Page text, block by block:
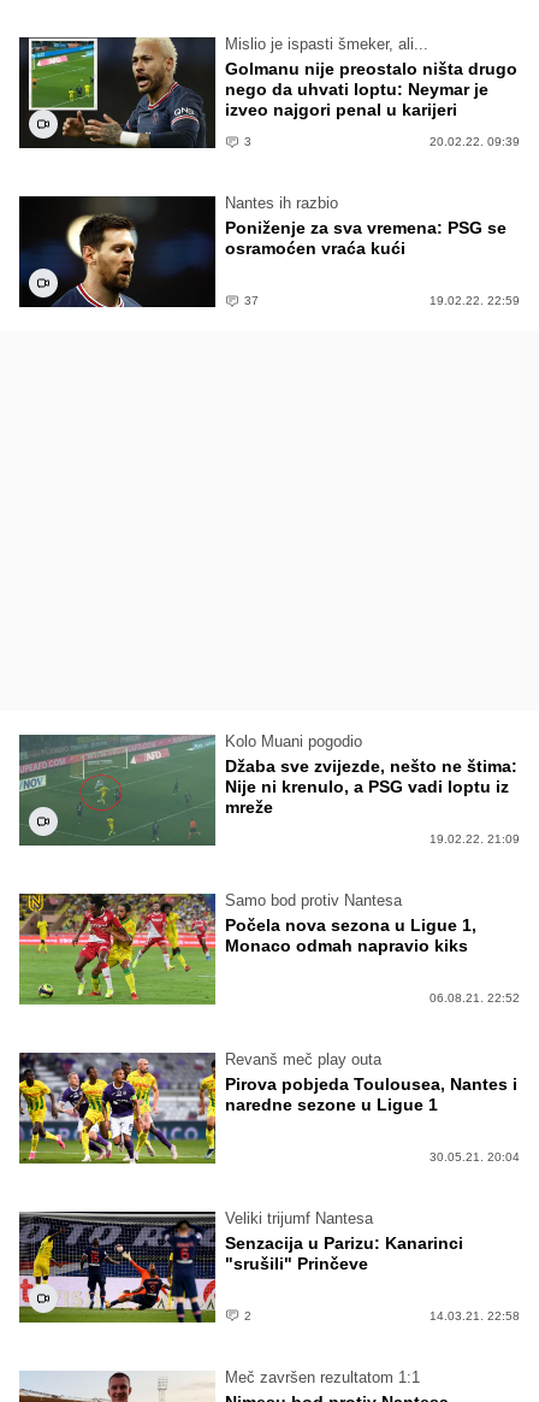
Mislio je ispasti šmeker, ali...
Golmanu nije preostalo ništa drugo
nego da uhvati loptu: Neymar je
izveo najgori penal u karijeri
3 20.02.22. 09:39
Nantes ih razbio
Poniženje za sva vremena: PSG se
osramoćen vraća kući
37 19.02.22. 22:59
Kolo Muani pogodio
Džaba sve zvijezde, nešto ne štima:
Nije ni krenulo, a PSG vadi loptu iz
mreže
19.02.22. 21:09
Samo bod protiv Nantesa
Počela nova sezona u Ligue 1,
Monaco odmah napravio kiks
06.08.21. 22:52
Revanš meč play outa
Pirova pobjeda Toulousea, Nantes i
naredne sezone u Ligue 1
30.05.21. 20:04
Veliki trijumf Nantesa
Senzacija u Parizu: Kanarinci
"srušili" Prinčeve
2 14.03.21. 22:58
Meč završen rezultatom 1:1